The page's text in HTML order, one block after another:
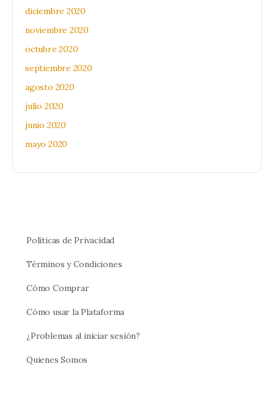
diciembre 2020
noviembre 2020
octubre 2020
septiembre 2020
agosto 2020
julio 2020
junio 2020
mayo 2020
Políticas de Privacidad
Términos y Condiciones
Cómo Comprar
Cómo usar la Plataforma
¿Problemas al iniciar sesión?
Quienes Somos